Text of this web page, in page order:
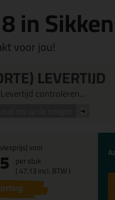
in
voor jou!
LEVERTIJD
Levertijd controleren...
voor
per stuk
(47,13incl. BTW )